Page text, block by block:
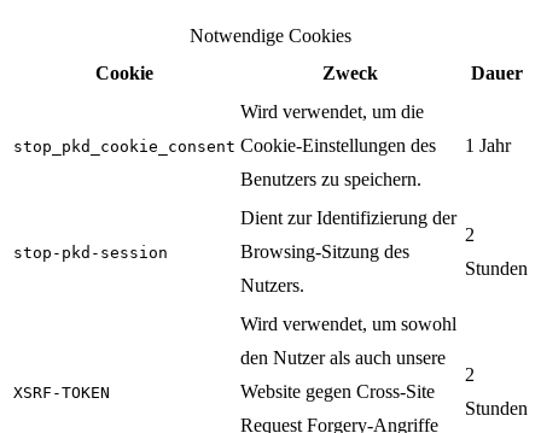
Notwendige Cookies
Cookie
Zweck Dauer
stop_pkd_cookie_consent
Wird verwendet, um die
Cookie-Einstellungen des
Benutzers zu speichern.
1 Jahr
stop-pkd-session
Dient zur Identifizierung der
Browsing-Sitzung des
Nutzers.
2
Stunden
XSRF-TOKEN
Wird verwendet, um sowohl
den Nutzer als auch unsere
Website gegen Cross-Site
Request Forgery-Angriffe
2
Stunden